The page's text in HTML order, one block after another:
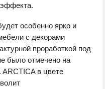
эффекта.
особенно ярко и
с декорами
проработкой под
было отмечено на
ARCTICA в цвете